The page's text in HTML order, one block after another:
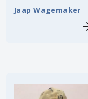
Jaap Wagemaker